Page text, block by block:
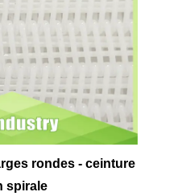
rondes - ceinture
spirale